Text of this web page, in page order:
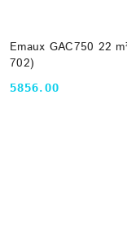
Emaux GAC750 22
702)
Cena:
5856.00